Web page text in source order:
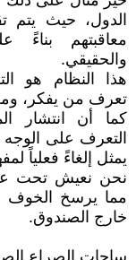
الدول، حيث يتم
معاقبتهم بناءً
والحقيقي.
هذا النظام هو
تعرف من يفكر،
كما أن انتشار
التعرف على الوجه
يمثل إلغاءً فعلياً
نحن نعيش تحت
مما يرسخ الخوف من
خارج الصندوق.